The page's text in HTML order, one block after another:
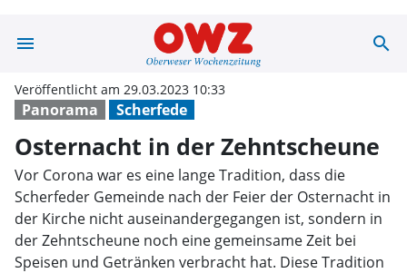
menu Osternacht in search
Panorama Scherfede
Veröffentlicht am 29.03.2023 10:33
Osternacht in der Zehntscheune
Vor Corona war es eine lange Tradition, dass die
Scherfeder Gemeinde nach der Feier der Osternacht in
der Kirche nicht auseinandergegangen ist, sondern in
der Zehntscheune noch eine gemeinsame Zeit bei
Speisen und Getränken verbracht hat. Diese Tradition